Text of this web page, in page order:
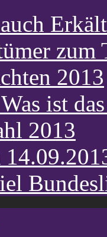
zum
2013
ist
2013